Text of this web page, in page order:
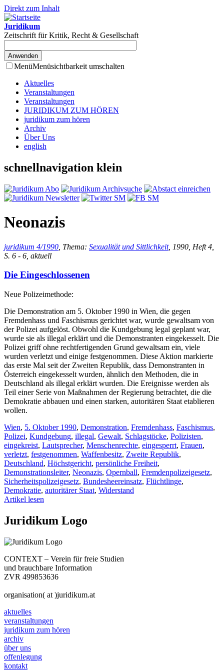
Direkt zum Inhalt
Juridikum
Zeitschrift für Kritik, Recht & Gesellschaft
MenüMenüsichtbarkeit umschalten
Aktuelles
Veranstaltungen
Veranstaltungen
JURIDIKUM ZUM HÖREN
juridikum zum hören
Archiv
Über Uns
english
schnellnavigation klein
Neonazis
juridikum 4/1990 , Thema: Sexualität und Sittlichkeit, 1990, Heft 4,
S. 6 - 6, aktuell
Die Eingeschlossenen
Neue Polizeimethode:
Die Demonstration am 5. Oktober 1990 in Wien, die gegen
Fremdenhass und Faschismus gerichtet war, wurde gewaltsam von
der Polizei aufgelöst. Obwohl die Kundgebung legal geplant war,
wurde sie als illegal erklärt und die Demonstranten eingekesselt. Die
Polizei griff ohne rechtfertigenden Grund gewaltsam ein, viele
wurden verletzt und einige festgenommen. Diese Aktion markierte
das erste Mal seit der Zweiten Republik, dass Demonstranten in
Österreich eingekesselt wurden, ähnlich den Methoden, die in
Deutschland als illegal erklärt wurden. Die Ereignisse werden als
Teil einer Serie von Maßnahmen der Regierung betrachtet, die die
Demokratie abbauen und einen starken, autoritären Staat etablieren
wollen.
Wien, 5. Oktober 1990, Demonstration, Fremdenhass, Faschismus,
Polizei, Kundgebung, illegal, Gewalt, Schlagstöcke, Polizisten,
eingekreist, Lautsprecher, Menschenrechte, eingesperrt, Frauen,
verletzt, festgenommen, Waffenbesitz, Zweite Republik,
Deutschland, Höchstgericht, persönliche Freiheit,
Demonstrationsleiter, Neonazis, Opernball, Fremdenpolizeigesetz,
Sicherheitspolizeigesetz, Bundesheereinsatz, Flüchtlinge,
Demokratie, autoritärer Staat, Widerstand
Artikel lesen
Juridikum Logo
CONTEXT – Verein für freie Studien
und brauchbare Information
ZVR 499853636
organisation( at )juridikum.at
aktuelles
veranstaltungen
juridikum zum hören
archiv
über uns
offenlegung
kontakt